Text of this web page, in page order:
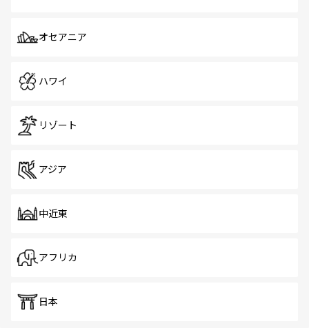
オセアニア
ハワイ
リゾート
アジア
中近東
アフリカ
日本